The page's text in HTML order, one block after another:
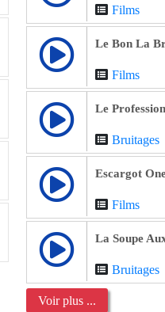
Films
Le Bon La
Films
Le
Bruitages
Escargot
Films
La Soupe
Bruitages
Voir plus ...